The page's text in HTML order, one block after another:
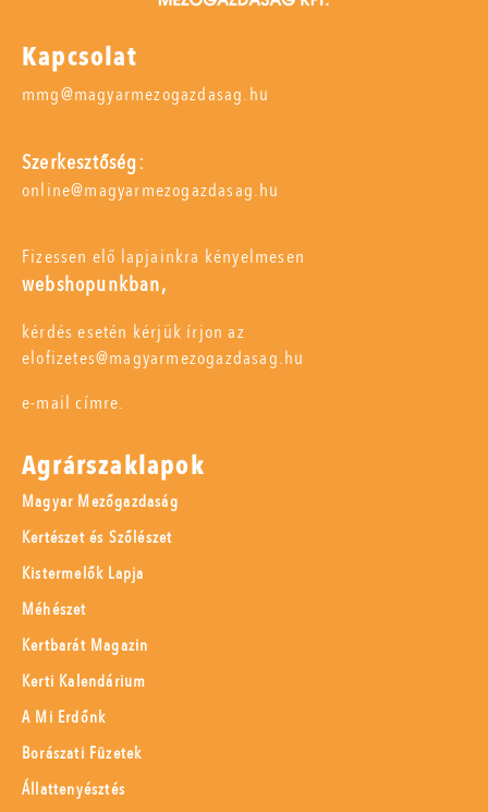
Kapcsolat
mmg@magyarmezogazdasag.hu
Szerkesztőség:
online@magyarmezogazdasag.hu
Fizessen elő lapjainkra kényelmesen
webshopunkban,
kérdés esetén kérjük írjon az
elofizetes@magyarmezogazdasag.hu
e-mail címre.
Agrárszaklapok
Magyar Mezőgazdaság
Kertészet és Szőlészet
Kistermelők Lapja
Méhészet
Kertbarát Magazin
Kerti Kalendárium
A Mi Erdőnk
Borászati Füzetek
Állattenyésztés